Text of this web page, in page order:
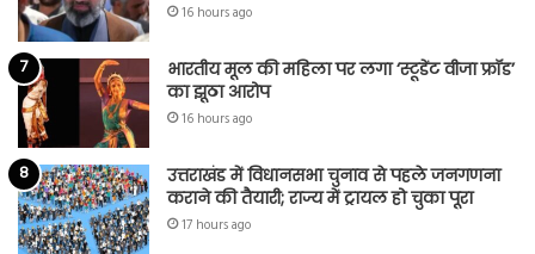
16 hours ago
भारतीय मूल की महिला पर लगा ‘स्टूडेंट वीजा फ्रॉड’
का झूठा आरोप
16 hours ago
उत्तराखंड में विधानसभा चुनाव से पहले जनगणना
कराने की तैयारी; राज्य में ट्रायल हो चुका पूरा
17 hours ago